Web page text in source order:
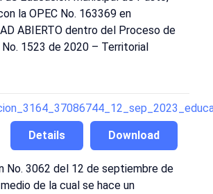
la OPEC No. 163369 en
ABIERTO dentro del Proceso de
1523 de 2020 – Territorial
Download
Details
No. 3062 del 12 de septiembre de
de la cual se hace un